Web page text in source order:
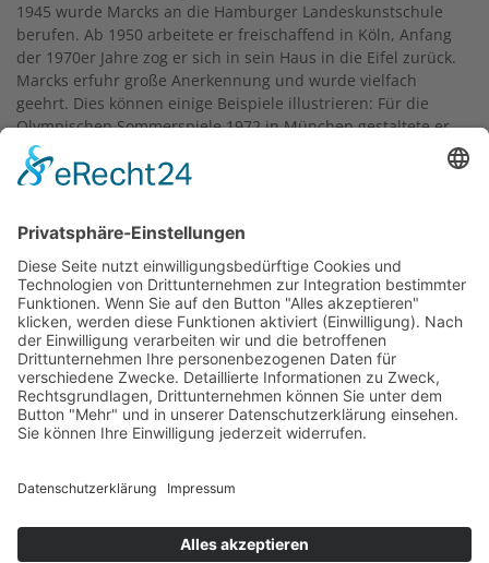
1945 wurde Marcks an die Hamburger Landeskunstschule
berufen. Ab 1950 arbeitete er freischaffend in Köln, Anfang
der 1970er Jahre zog er sich in sein Haus in die Eifel zurück.
Marcks erfuhr große Anerkennung und wurde vielfach
geehrt. Dies können einige Beispiele illustrieren: Für die
Olympischen Sommerspiele 1972 in München gestaltete er
die Siegermedaillen. Man benannte einen 1991 entdeckten
Kleinplaneten nach ihm. Das Programm zum hundertjährigen
Gerhard Marcks und sein Freundeskreis
Nachlass wird im Bremer Gerhard-Marcks-Haus aufbewahrt.
Die Themen des bildhauerischen Werks stammen zumeist
aus der direkten Umgebung des Künstlers sowie aus der
christlichen Religion und der griechischen Mythologie. Die
Figuren sind nie heroisch oder von Pathos beladen, vielmehr
spiegeln sie menschliche Grundstimmungen. Bronze war das
bevorzugte Material von Marcks. Zu seinen bekanntesten
Skulpturen im öffentlichen Raum zählen dieBremer
Stadtmusikanten
(aufgestellt 1953), die heute als eines der
Frankfurter Stadtraum stehen zwei Werke: